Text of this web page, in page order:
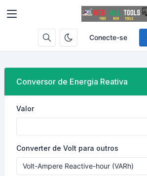
Conecte-se
Conversor de Energia Reativa
Valor
Converter de Volt para outros